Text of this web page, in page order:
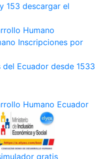
153 descargar el
Humano
Inscripciones por
Ecuador desde 1533
Humano Ecuador
gratis